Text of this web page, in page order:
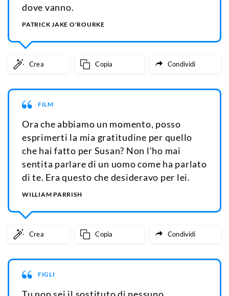
dove vanno.
PATRICK JAKE O'ROURKE
Crea Copia Condividi
FILM
Ora che abbiamo un momento, posso
esprimerti la mia gratitudine per quello
che hai fatto per Susan? Non l'ho mai
sentita parlare di un uomo come ha parlato
di te. Era questo che desideravo per lei.
WILLIAM PARRISH
Crea Copia Condividi
FIGLI